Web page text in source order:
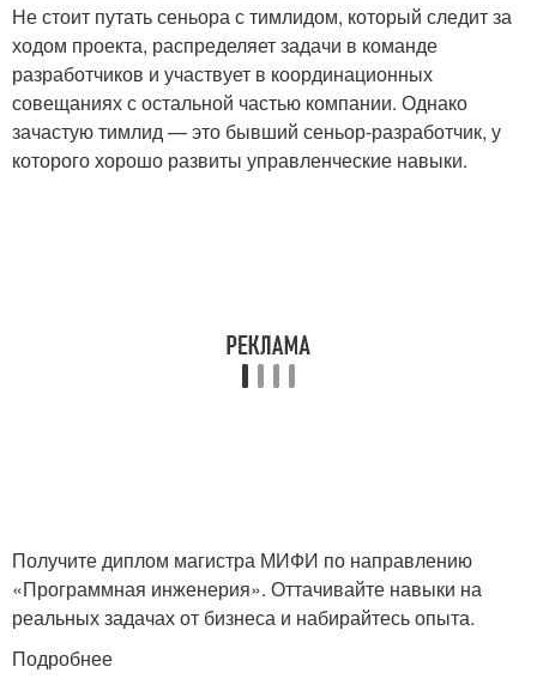
Не стоит путать сеньора с тимлидом, который следит за
ходом проекта, распределяет задачи в команде
разработчиков и участвует в координационных
совещаниях с остальной частью компании. Однако
зачастую тимлид — это бывший сеньор-разработчик, у
которого хорошо развиты управленческие навыки.
Получите диплом магистра МИФИ по направлению
«Программная инженерия». Оттачивайте навыки на
реальных задачах от бизнеса и набирайтесь опыта.
Подробнее